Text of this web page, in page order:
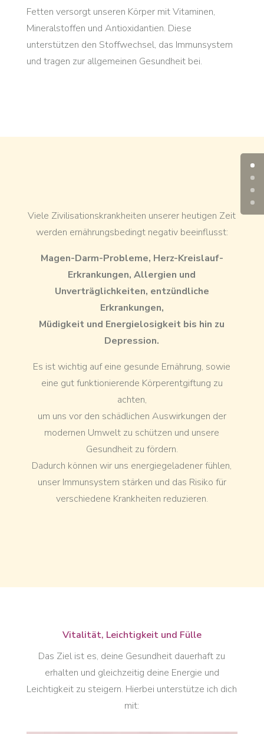
Fetten versorgt unseren Körper mit Vitaminen,
Mineralstoffen und Antioxidantien. Diese
unterstützen den Stoffwechsel, das Immunsystem
und tragen zur allgemeinen Gesundheit bei.
Viele Zivilisationskrankheiten unserer heutigen Zeit
werden ernährungsbedingt negativ beeinflusst:
Magen-Darm-Probleme, Herz-Kreislauf-
Erkrankungen, Allergien und
Unverträglichkeiten, entzündliche
Erkrankungen,
Müdigkeit und Energielosigkeit bis hin zu
Depression.
Es ist wichtig auf eine gesunde Ernährung, sowie
eine gut funktionierende Körperentgiftung zu
achten,
um uns vor den schädlichen Auswirkungen der
modernen Umwelt zu schützen und unsere
Gesundheit zu fördern.
Dadurch können wir uns energiegeladener fühlen,
unser Immunsystem stärken und das Risiko für
verschiedene Krankheiten reduzieren.
Vitalität, Leichtigkeit und Fülle
Das Ziel ist es, deine Gesundheit dauerhaft zu
erhalten und gleichzeitig deine Energie und
Leichtigkeit zu steigern. Hierbei unterstütze ich dich
mit: